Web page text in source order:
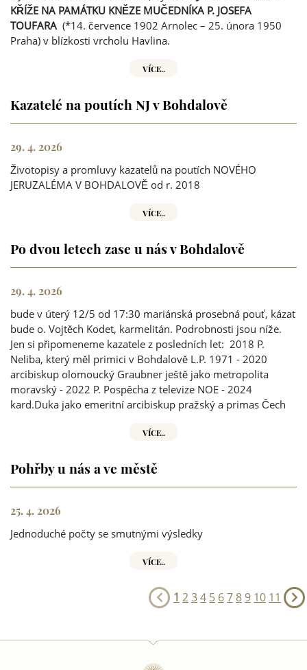
KŘÍŽE NA PAMÁTKU KNĚZE MUČEDNÍKA P. JOSEFA
TOUFARA (*14. července 1902 Arnolec – 25. února 1950
Praha) v blízkosti vrcholu Havlina.
VÍCE..
Kazatelé na poutích NJ v Bohdalově
29. 4. 2026
Životopisy a promluvy kazatelů na poutích NOVÉHO
JERUZALÉMA V BOHDALOVĚ od r. 2018
VÍCE..
Po dvou letech zase u nás v Bohdalově
29. 4. 2026
bude v úterý 12/5 od 17:30 mariánská prosebná pouť, kázat
bude o. Vojtěch Kodet, karmelitán. Podrobnosti jsou níže.
Jen si připomeneme kazatele z posledních let: 2018 P.
Neliba, který měl primici v Bohdalově L.P. 1971 - 2020
arcibiskup olomoucký Graubner ještě jako metropolita
moravský - 2022 P. Pospěcha z televize NOE - 2024
kard.Duka jako emeritní arcibiskup pražský a primas Čech
VÍCE..
Pohřby u nás a ve městě
25. 4. 2026
Jednoduché počty se smutnými výsledky
VÍCE..
1 234 5 67 8 9 10 11